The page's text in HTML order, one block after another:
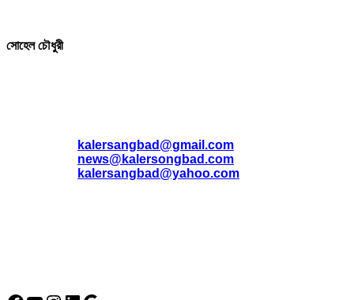
সোহেল চৌধুরী
kalersangbad@gmail.com
news@kalersongbad.com
kalersangbad@yahoo.com